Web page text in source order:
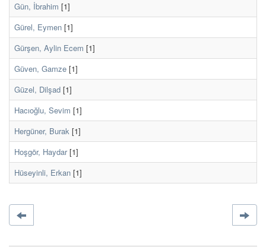
Gün, İbrahim [1]
Gürel, Eymen [1]
Gürşen, Aylin Ecem [1]
Güven, Gamze [1]
Güzel, Dilşad [1]
Hacıoğlu, Sevim [1]
Hergüner, Burak [1]
Hoşgör, Haydar[1]
Hüseyinli, Erkan [1]